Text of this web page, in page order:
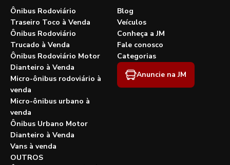
Ônibus Rodoviário
Traseiro Toco à Venda
Ônibus Rodoviário
Trucado à Venda
Ônibus Rodoviário Motor
Dianteiro à Venda
Micro-ônibus rodoviário à
venda
Micro-ônibus urbano à
venda
Ônibus Urbano Motor
Dianteiro à Venda
Vans à venda
OUTROS
Blog
Veículos
Conheça a JM
Fale conosco
Categorias
Anuncie na JM